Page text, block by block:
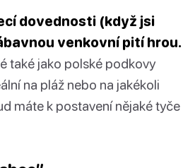
dovednosti (když jsi
venkovní pití hrou.
také jako polské podkovy
na pláž nebo na jakékoli
máte k postavení nějaké tyče